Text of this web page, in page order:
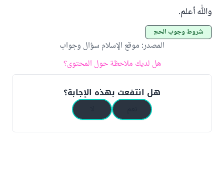
والله أعلم.
شروط وجوب الحج
المصدر: موقع الإسلام سؤال وجواب
هل لديك ملاحظة حول المحتوى؟
هل انتفعت بهذه الإجابة؟